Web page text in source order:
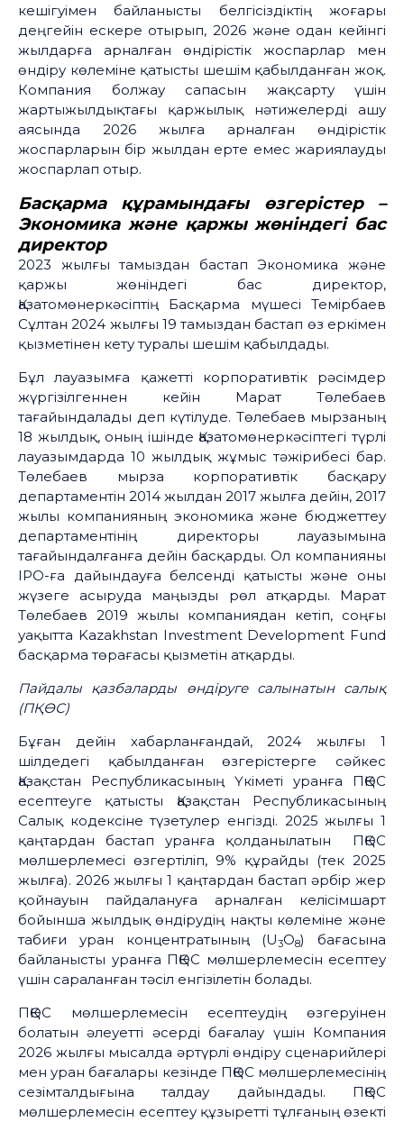
кешігуімен байланысты белгісіздіктің жоғары
деңгейін ескере отырып, 2026 және одан кейінгі
жылдарға арналған өндірістік жоспарлар мен
өндіру көлеміне қатысты шешім қабылданған жоқ.
Компания болжау сапасын жақсарту үшін
жартыжылдықтағы қаржылық нәтижелерді ашу
аясында 2026 жылға арналған өндірістік
жоспарларын бір жылдан ерте емес жариялауды
жоспарлап отыр.
Басқарма құрамындағы өзгерістер–
Экономика және қаржы жөніндегі бас
директор
2023 жылғы тамыздан бастап Экономика және
қаржы жөніндегі бас директор,
Қазатомөнеркәсіптің Басқарма мүшесі Темірбаев
Сұлтан 2024 жылғы 19 тамыздан бастап өз еркімен
қызметінен кету туралы шешім қабылдады.
Бұл лауазымға қажетті корпоративтік рәсімдер
жүргізілгеннен кейін Марат Төлебаев
тағайындалады деп күтілуде. Төлебаев мырзаның
18 жылдық, оның ішінде Қазатомөнеркәсіптегі түрлі
лауазымдарда 10 жылдық жұмыс тәжірибесі бар.
Төлебаев мырза корпоративтік басқару
департаментін 2014 жылдан 2017 жылға дейін, 2017
жылы компанияның экономика және бюджеттеу
департаментінің директоры лауазымына
тағайындалғанға дейін басқарды. Ол компанияны
IPO-ға дайындауға белсенді қатысты және оны
жүзеге асыруда маңызды рөл атқарды. Марат
Төлебаев 2019 жылы компаниядан кетіп, соңғы
уақытта Kazakhstan Investment Development Fund
басқарма төрағасы қызметін атқарды.
Пайдалы қазбаларды өндіруге салынатын салық
(ПҚӨС)
Бұған дейін хабарланғандай, 2024 жылғы 1
шілдедегі қабылданған өзгерістерге сәйкес
Қазақстан Республикасының Үкіметі уранға ПҚӨС
есептеуге қатысты Қазақстан Республикасының
Салық кодексіне түзетулер енгізді. 2025 жылғы 1
қаңтардан бастап уранға қолданылатын ПҚӨС
мөлшерлемесі өзгертіліп, 9% құрайды (тек 2025
жылға). 2026 жылғы 1 қаңтардан бастап әрбір жер
қойнауын пайдалануға арналған келісімшарт
бойынша жылдық өндірудің нақты көлеміне және
табиғи уран концентратының (U3O8) бағасына
байланысты уранға ПҚӨС мөлшерлемесін есептеу
үшін сараланған тәсіл енгізілетін болады.
ПҚӨС мөлшерлемесін есептеудің өзгеруінен
болатын әлеуетті әсерді бағалау үшін Компания
2026 жылғы мысалда әртүрлі өндіру сценарийлері
мен уран бағалары кезінде ПҚӨС мөлшерлемесінің
сезімталдығына талдау дайындады. ПҚӨС
мөлшерлемесін есептеу құзыретті тұлғаның өзекті